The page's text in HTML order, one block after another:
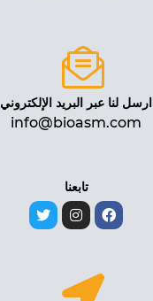
ارسل لنا عبر البريد الإلكتروني
info@bioasm.com
تابعنا